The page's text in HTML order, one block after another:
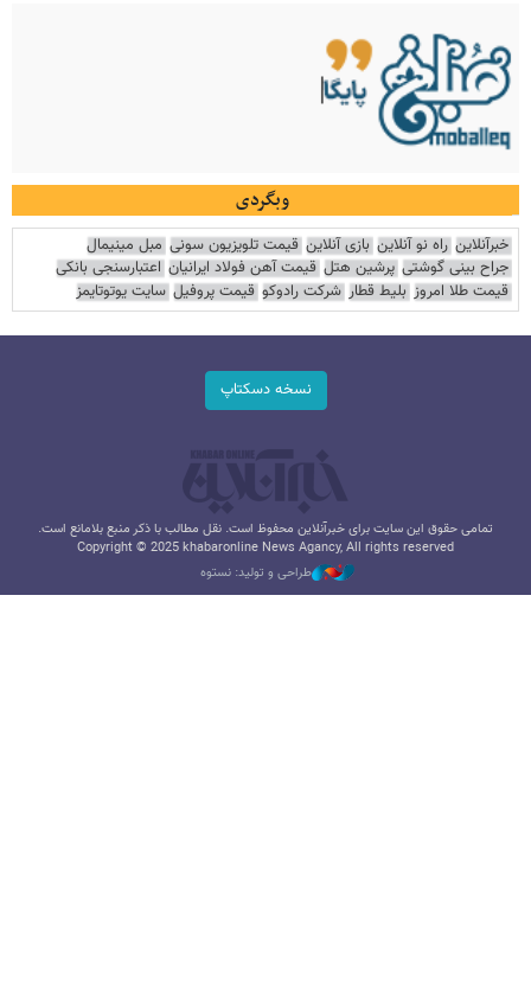
وبگردی
خبرآنلاین راه نو آنلاین بازی آنلاین قیمت تلویزیون سونی مبل مینیمال
جراح بینی گوشتی پرشین هتل قیمت آهن فولاد ایرانیان اعتبارسنجی بانکی
قیمت طلا امروز بلیط قطار شرکت رادوکو قیمت پروفیل سایت یوتوتایمز
نسخه دسکتاپ
تمامی حقوق این سایت برای خبرآنلاین محفوظ است. نقل مطالب با ذکر منبع بلامانع است.
Copyright © 2025 khabaronline News Agancy, All rights reserved
طراحی و تولید: نستوه